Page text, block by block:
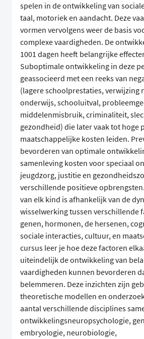
spelen in de ontwikkeling van
taal, motoriek en aandacht. Deze
vormen vervolgens weer de basis
complexe vaardigheden. De
1001 dagen heeft belangrijke
Suboptimale ontwikkeling in deze
geassocieerd met een reeks van
(lagere schoolprestaties, verwijzing
onderwijs, schooluitval,
middelenmisbruik, criminaliteit,
gezondheid) die later vaak tot hoge
maatschappelijke kosten leiden.
bevorderen van optimale
samenleving kosten voor speciaal
jeugdzorg, justitie en
verschillende positieve
van elk kind is afhankelijk van de
wisselwerking tussen verschillende
genen, hormonen, de hersenen,
sociale interacties, cultuur, en
cursus leer je hoe deze factoren
uiteindelijk de ontwikkeling van
vaardigheden kunnen bevorderen
belemmeren. Deze inzichten zijn
theoretische modellen en
aantal verschillende disciplines
ontwikkelingsneuropsychologie,
embryologie, neurobiologie,